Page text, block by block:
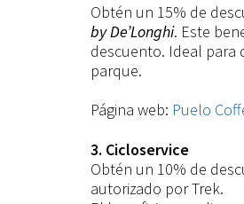
Obtén un 15% de
by De’Longhi. Este
descuento. Ideal para
parque.
Página web: Puelo
3. Cicloservice
Obtén un 10% de
autorizado por Trek.